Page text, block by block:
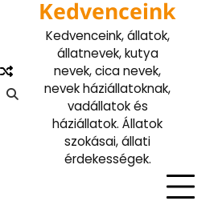
Kedvenceink
Kedvenceink, állatok,
állatnevek, kutya
nevek, cica nevek,
nevek háziállatoknak,
vadállatok és
háziállatok. Állatok
szokásai, állati
érdekességek.